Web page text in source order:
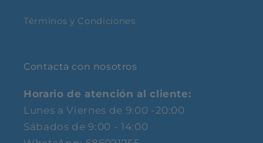
Términos y Condiciones
Contacta con nosotros
Horario de atención al cliente:
Lunes a Viernes de 9:00 -20:00
Sábados de 9:00 - 14:00